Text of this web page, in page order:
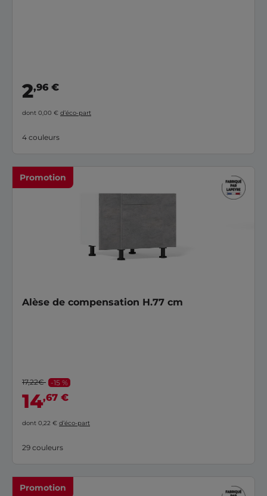
2,96 €
dont 0,00 € d’éco-part
4 couleurs
Promotion
Alèse de compensation H.77 cm
17,22€ -15 %
14,67 €
dont 0,22 € d’éco-part
29 couleurs
Promotion